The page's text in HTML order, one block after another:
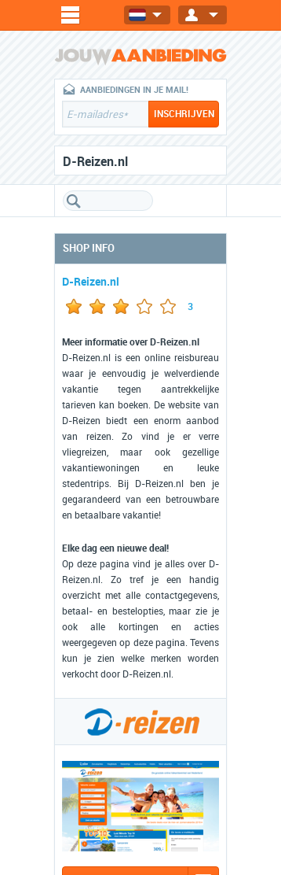
AANBIEDINGEN IN JE MAIL!
D-Reizen.nl
SHOP INFO
D-Reizen.nl
3
Meer informatie over D-Reizen.nl
D-Reizen.nl is een online reisbureau
waar je eenvoudig je welverdiende
vakantie tegen aantrekkelijke
tarieven kan boeken. De website van
D-Reizen biedt een enorm aanbod
van reizen. Zo vind je er verre
vliegreizen, maar ook gezellige
vakantiewoningen en leuke
stedentrips. Bij D-Reizen.nl ben je
gegarandeerd van een betrouwbare
en betaalbare vakantie!
Elke dag een nieuwe deal!
Op deze pagina vind je alles over D-
Reizen.nl. Zo tref je een handig
overzicht met alle contactgegevens,
betaal- en bestelopties, maar zie je
ook alle kortingen en acties
weergegeven op deze pagina. Tevens
kun je zien welke merken worden
verkocht door D-Reizen.nl.